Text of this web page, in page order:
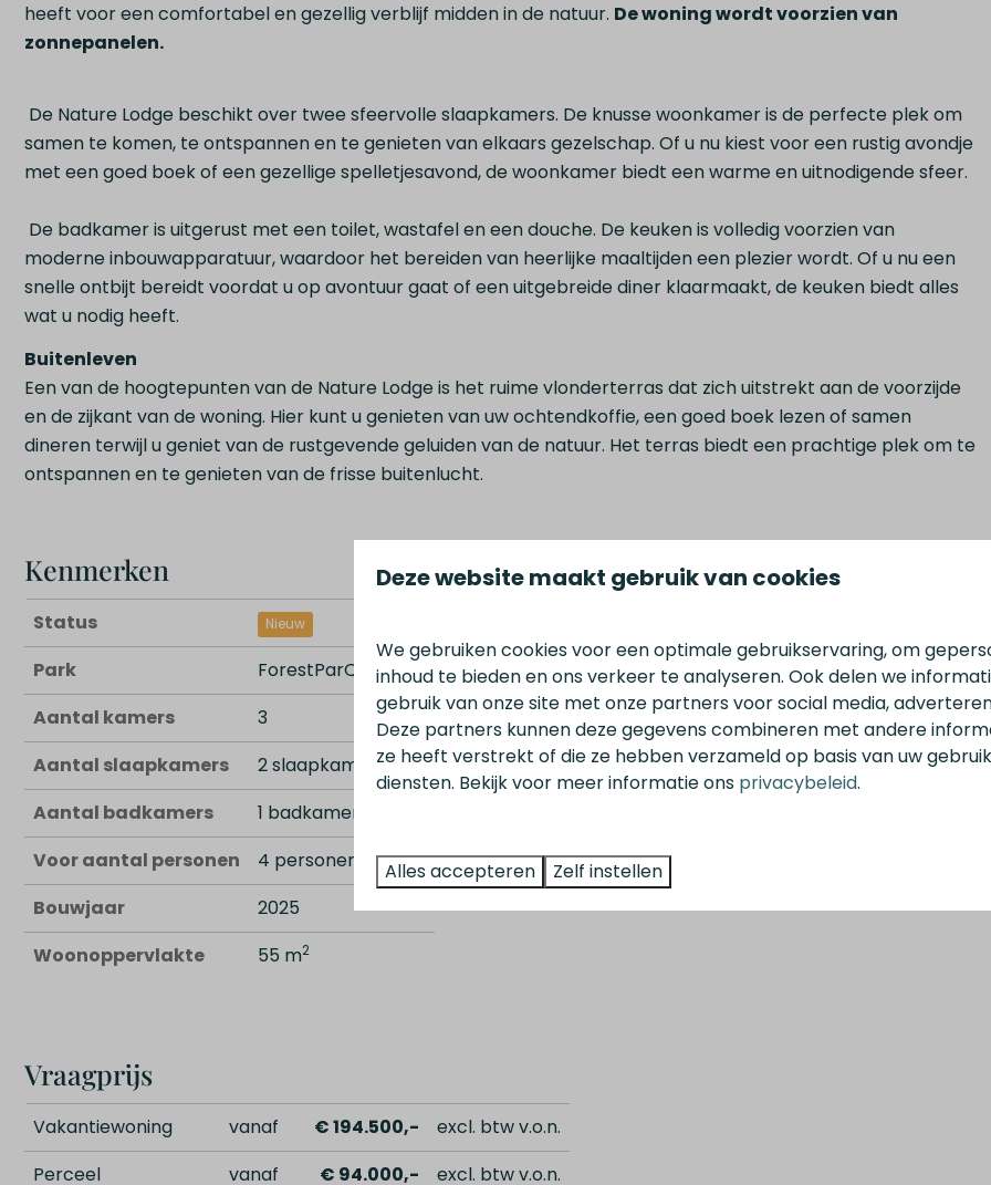
heeft voor een comfortabel en gezellig verblijf midden in de natuur. De woning wordt voorzien van
zonnepanelen.
De Nature Lodge beschikt over twee sfeervolle slaapkamers. De knusse woonkamer is de perfecte plek om
samen te komen, te ontspannen en te genieten van elkaars gezelschap. Of u nu kiest voor een rustig avondje
met een goed boek of een gezellige spelletjesavond, de woonkamer biedt een warme en uitnodigende sfeer.
De badkamer is uitgerust met een toilet, wastafel en een douche. De keuken is volledig voorzien van
moderne inbouwapparatuur, waardoor het bereiden van heerlijke maaltijden een plezier wordt. Of u nu een
snelle ontbijt bereidt voordat u op avontuur gaat of een uitgebreide diner klaarmaakt, de keuken biedt alles
wat u nodig heeft.
Buitenleven
Een van de hoogtepunten van de Nature Lodge is het ruime vlonderterras dat zich uitstrekt aan de voorzijde
en de zijkant van de woning. Hier kunt u genieten van uw ochtendkoffie, een goed boek lezen of samen
dineren terwijl u geniet van de rustgevende geluiden van de natuur. Het terras biedt een prachtige plek om te
ontspannen en te genieten van de frisse buitenlucht.
Kenmerken
Status Nieuw
Park
ForestParQ Veluwe
Aantal kamers
3
Aantal slaapkamers
2 slaapkamers
Aantal badkamers
1 badkamer
Voor aantal personen
4 personen
Bouwjaar
2025
Woonoppervlakte
55 m2
Vraagprijs
Vakantiewoning vanaf € 194.500,-
excl. btw v.o.n.
Perceel
vanaf € 94.000,- excl. btw v.o.n.
Deze website maakt gebruik van cookies
We gebruiken cookies voor een optimale gebruikservaring, om
inhoud te bieden en ons verkeer te analyseren. Ook delen we
gebruik van onze site met onze partners voor social media,
Deze partners kunnen deze gegevens combineren met andere
ze heeft verstrekt of die ze hebben verzameld op basis van uw
diensten. Bekijk voor meer informatie ons privacybeleid.
Alles accepteren Zelf instellen